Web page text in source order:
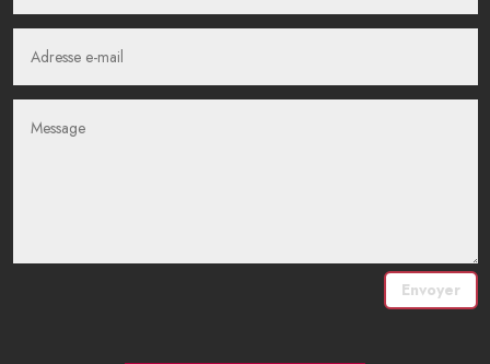
Envoyer